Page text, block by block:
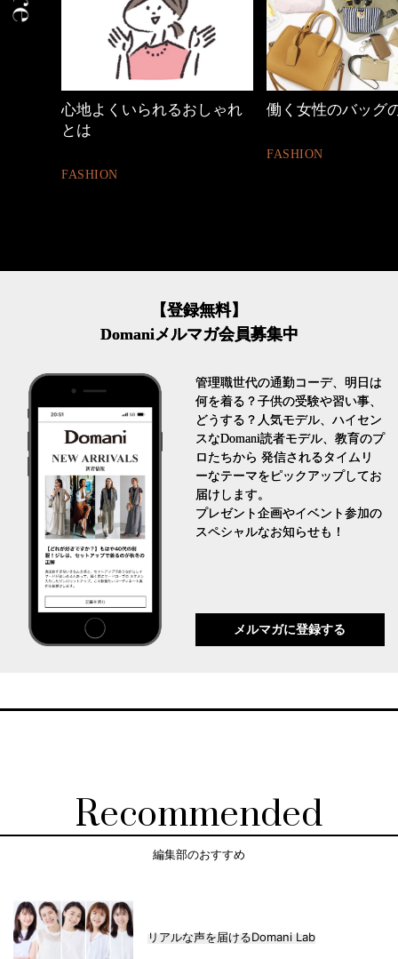
働く女性のバッグの中身
優木まおみさん「
【登録無料】
Domaniメルマガ会員募集中
管理職世代の通勤コーデ、明日は
何を着る？子供の受験や習い事、
どうする？人気モデル、ハイセン
スなDomani読者モデル、教育のプ
ロたちから 発信されるタイムリ
ーなテーマをピックアップしてお
届けします。
プレゼント企画やイベント参加の
スペシャルなお知らせも！
メルマガに登録する
Recommended
編集部のおすすめ
リアルな声を届けるDomani Lab